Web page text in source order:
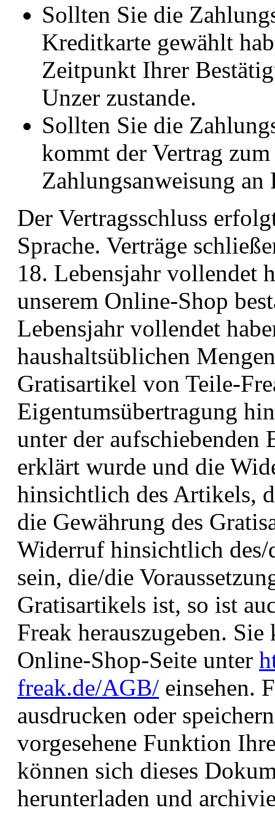
Sollten Sie die
Kreditkarte gewählt
Zeitpunkt Ihrer
Unzer zustande.
Sollten Sie die
kommt der Vertrag
Zahlungsanweisung an
Der Vertragsschluss
Sprache. Verträge
18. Lebensjahr vollendet
unserem Online-Shop
Lebensjahr vollendet
haushaltsüblichen
Gratisartikel von Teile-
Eigentumsübertragung
unter der aufschiebenden
erklärt wurde und die
hinsichtlich des Artikels,
die Gewährung des
Widerruf hinsichtlich
sein, die/die
Gratisartikels ist, so ist
Freak herauszugeben.
Online-Shop-Seite unter
freak.de/AGB/ einsehen.
ausdrucken oder
vorgesehene Funktion
können sich dieses
herunterladen und